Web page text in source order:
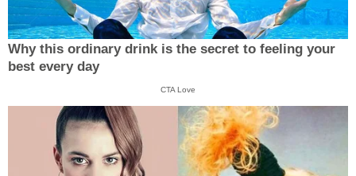
Why this ordinary drink is the secret to feeling your
best every day
CTA Love